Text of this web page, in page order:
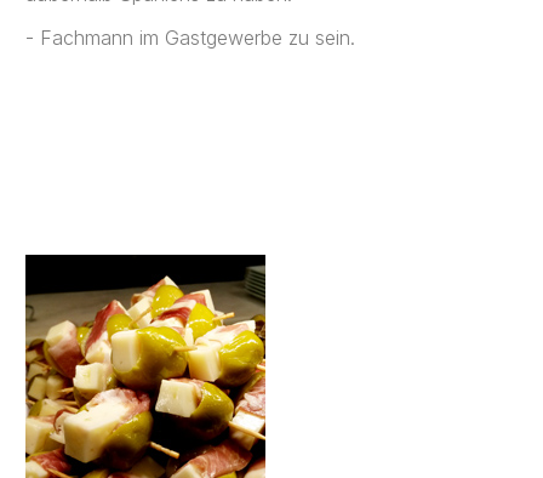
- Fachmann im Gastgewerbe zu sein.